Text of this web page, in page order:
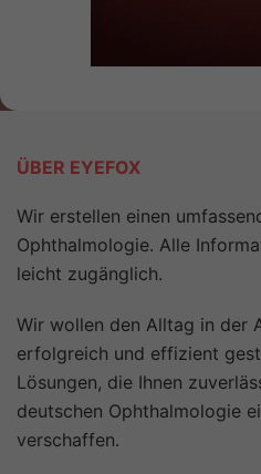
ÜBER EYEFOX
Wir erstellen einen
Ophthalmologie. Alle
leicht zugänglich.
Wir wollen den Alltag in der
erfolgreich und effizient
Lösungen, die Ihnen
deutschen Ophthalmologie
verschaffen.